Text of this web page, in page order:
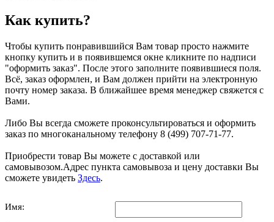
Как купить?
Чтобы купить понравившийся Вам товар просто нажмите
кнопку купить и в появившемся окне кликните по надписи
"оформить заказ". После этого заполните появившиеся поля.
Всё, заказ оформлен, и Вам должен прийти на электронную
почту номер заказа. В ближайшее время менеджер свяжется с
Вами.
Либо Вы всегда сможете проконсультироваться и оформить
заказ по многоканальному телефону 8 (499) 707-71-77.
Приобрести товар Вы можете с доставкой или
самовывозом.Адрес пункта самовывоза и цену доставки Вы
сможете увидеть Здесь.
Имя: